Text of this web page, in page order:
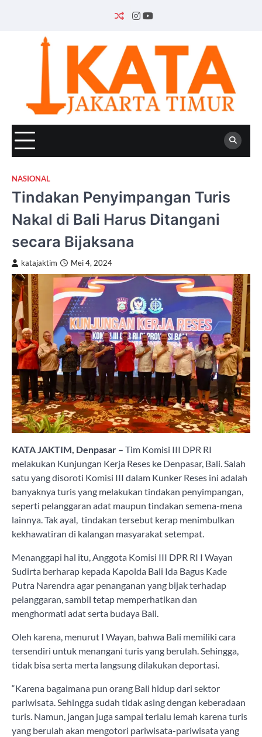
INSTAGRAM
YOUTUBE
NASIONAL
Tindakan Penyimpangan Turis
Nakal di Bali Harus Ditangani
secara Bijaksana
katajaktim Mei 4, 2024
KATA JAKTIM, Denpasar – Tim Komisi III DPR RI
melakukan Kunjungan Kerja Reses ke Denpasar, Bali. Salah
satu yang disoroti Komisi III dalam Kunker Reses ini adalah
banyaknya turis yang melakukan tindakan penyimpangan,
seperti pelanggaran adat maupun tindakan semena-mena
lainnya. Tak ayal, tindakan tersebut kerap menimbulkan
kekhawatiran di kalangan masyarakat setempat.
Menanggapi hal itu, Anggota Komisi III DPR RI I Wayan
Sudirta berharap kepada Kapolda Bali Ida Bagus Kade
Putra Narendra agar penanganan yang bijak terhadap
pelanggaran, sambil tetap memperhatikan dan
menghormati adat serta budaya Bali.
Oleh karena, menurut I Wayan, bahwa Bali memiliki cara
tersendiri untuk menangani turis yang berulah. Sehingga,
tidak bisa serta merta langsung dilakukan deportasi.
“Karena bagaimana pun orang Bali hidup dari sektor
pariwisata. Sehingga sudah tidak asing dengan keberadaan
turis. Namun, jangan juga sampai terlalu lemah karena turis
yang berulah akan mengotori pariwisata-pariwisata yang